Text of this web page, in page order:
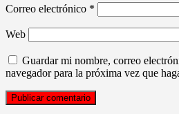
Correo electrónico *
Web
Guardar mi nombre, correo
navegador para la próxima vez que